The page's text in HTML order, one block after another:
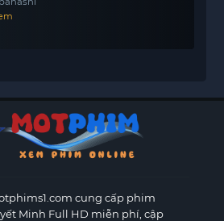
cung cấp phim
Minh Full HD miễn phí, cập